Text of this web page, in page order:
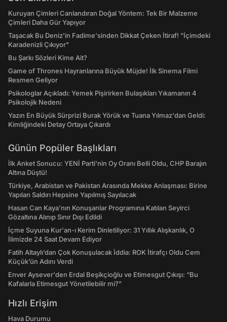
Kuruyan Çimleri Canlandıran Doğal Yöntem: Tek Bir Malzeme
Çimleri Daha Gür Yapıyor
Taşacak Bu Deniz'in Fadime'sinden Dikkat Çeken İtiraf! "İçimdeki
Karadenizli Çıkıyor"
Bu Şarkı Sözleri Kime Ait?
Game of Thrones Hayranlarına Büyük Müjde! İlk Sinema Filmi
Resmen Geliyor
Psikologlar Açıkladı: Yemek Pişirirken Bulaşıkları Yıkamanın 4
Psikolojik Nedeni
Yazın En Büyük Sürprizi Burak Yörük ve Tuana Yılmaz'dan Geldi:
Kimliğindeki Detay Ortaya Çıkardı
Günün Popüler Başlıkları
İlk Anket Sonucu: YENİ Parti'nin Oy Oranı Belli Oldu, CHP Barajın
Altına Düştü!
Türkiye, Arabistan ve Pakistan Arasında Mekke Anlaşması: Birine
Yapılan Saldırı Hepsine Yapılmış Sayılacak
Hasan Can Kaya’nın Konuşanlar Programına Katılan Seyirci
Gözaltına Alınıp Sınır Dışı Edildi
İçme Suyuna Kur'an-ı Kerim Dinletiliyor: 31 Yıllık Alışkanlık, O
İlimizde 24 Saat Devam Ediyor
Fatih Altaylı’dan Çok Konuşulacak İddia: ROK İtirafçı Oldu Cem
Küçük’ün Adını Verdi
Enver Aysever'den Erdal Beşikçioğlu ve Etimesgut Çıkışı: “Bu
Kafalarla Etimesgut Yönetilebilir mi?”
Hızlı Erişim
Hava Durumu